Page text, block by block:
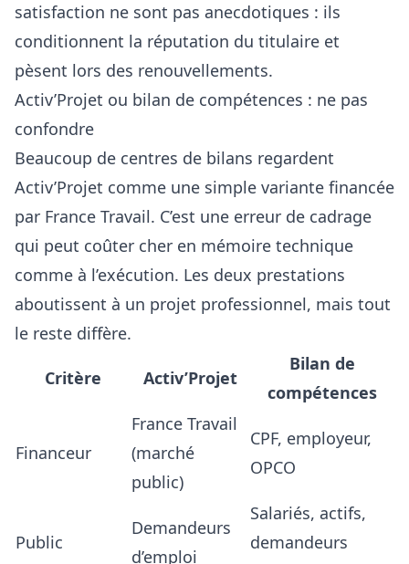
satisfaction ne sont pas anecdotiques : ils
conditionnent la réputation du titulaire et
pèsent lors des renouvellements.
Activ’Projet ou bilan de compétences : ne pas
confondre
Beaucoup de centres de bilans regardent
Activ’Projet comme une simple variante financée
par France Travail. C’est une erreur de cadrage
qui peut coûter cher en mémoire technique
comme à l’exécution. Les deux prestations
aboutissent à un projet professionnel, mais tout
le reste diffère.
Critère Activ’Projet
Bilan de
compétences
Financeur
France Travail
(marché
public)
CPF, employeur,
OPCO
Public
Demandeurs
d’emploi
Salariés, actifs,
demandeurs